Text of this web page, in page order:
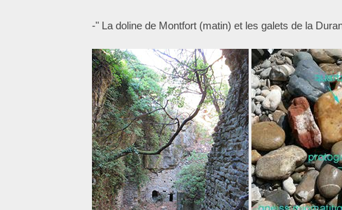
-" La doline de Montfort (matin) et les galets de la